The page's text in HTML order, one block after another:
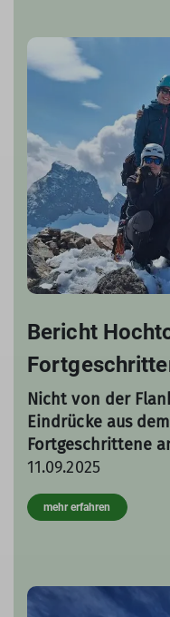
Bericht
Nicht von der
Eindrücke aus
Fortgeschrittene
11.09.2025
mehr erfahren